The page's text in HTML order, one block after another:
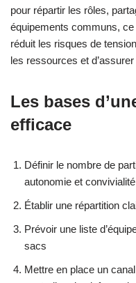
pour répartir les rôles,
équipements communs, ce
réduit les risques de
les ressources et
Les bases
efficace
Définir le nombre de
autonomie et convivialité
Établir une répartition
Prévoir une liste
sacs
Mettre en place un